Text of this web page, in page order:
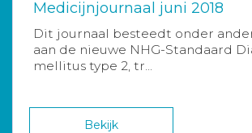
Medicijnjournaal juni 2018
Dit journaal besteedt onder
aan de nieuwe NHG-Standaard
mellitus type 2, tr...
Bekijk